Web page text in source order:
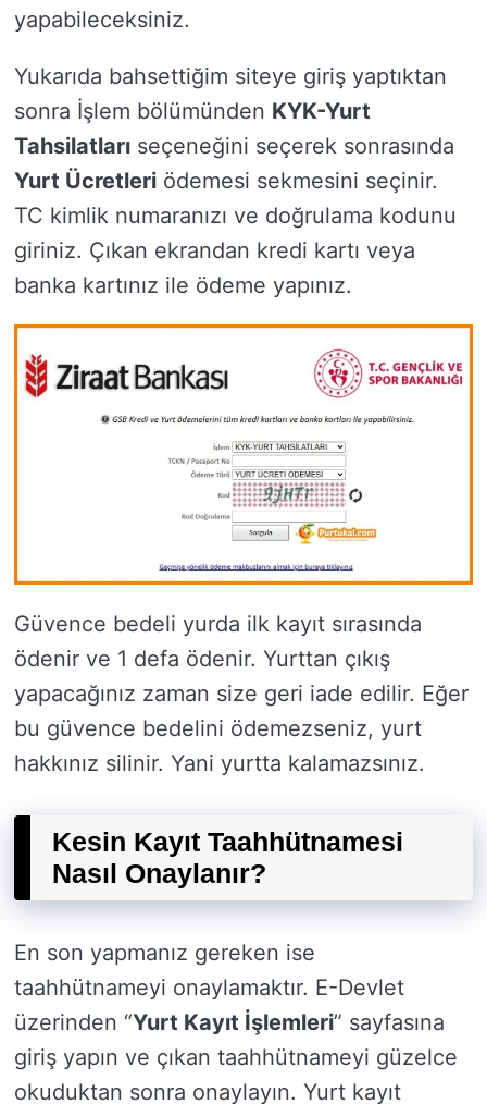
yapabileceksiniz.
Yukarıda bahsettiğim siteye giriş yaptıktan
sonra İşlem bölümünden KYK-Yurt
Tahsilatları seçeneğini seçerek sonrasında
Yurt Ücretleri ödemesi sekmesini seçinir.
TC kimlik numaranızı ve doğrulama kodunu
giriniz. Çıkan ekrandan kredi kartı veya
banka kartınız ile ödeme yapınız.
Güvence bedeli yurda ilk kayıt sırasında
ödenir ve 1 defa ödenir. Yurttan çıkış
yapacağınız zaman size geri iade edilir. Eğer
bu güvence bedelini ödemezseniz, yurt
hakkınız silinir. Yani yurtta kalamazsınız.
Kesin Kayıt Taahhütnamesi
Nasıl Onaylanır?
En son yapmanız gereken ise
taahhütnameyi onaylamaktır. E-Devlet
üzerinden “Yurt Kayıt İşlemleri” sayfasına
giriş yapın ve çıkan taahhütnameyi güzelce
okuduktan sonra onaylayın. Yurt kayıt